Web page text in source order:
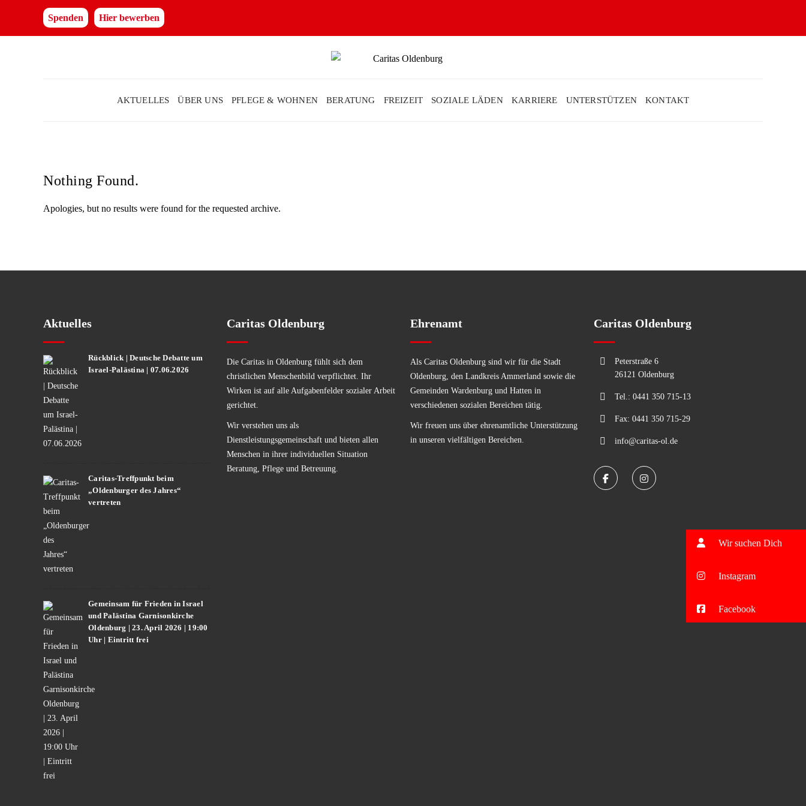
Spenden Hier bewerben
AKTUELLES ÜBER UNS PFLEGE & WOHNEN BERATUNG FREIZEIT SOZIALE LÄDEN KARRIERE UNTERSTÜTZEN KONTAKT
Nothing Found.
Apologies, but no results were found for the requested archive.
Aktuelles
Rückblick | Deutsche Debatte um
Israel-Palästina | 07.06.2026
Caritas-Treffpunkt beim
„Oldenburger des Jahres“
vertreten
Gemeinsam für Frieden in Israel
und Palästina Garnisonkirche
Oldenburg | 23. April 2026 | 19:00
Uhr | Eintritt frei
Caritas Oldenburg
Die Caritas in Oldenburg fühlt sich dem
christlichen Menschenbild verpflichtet. Ihr
Wirken ist auf alle Aufgabenfelder sozialer Arbeit
gerichtet.
Wir verstehen uns als
Dienstleistungsgemeinschaft und bieten allen
Menschen in ihrer individuellen Situation
Beratung, Pflege und Betreuung.
Ehrenamt
Als Caritas Oldenburg sind wir für die Stadt
Oldenburg, den Landkreis Ammerland sowie die
Gemeinden Wardenburg und Hatten in
verschiedenen sozialen Bereichen tätig.
Wir freuen uns über ehrenamtliche Unterstützung
in unseren vielfältigen Bereichen.
Caritas Oldenburg
Peterstraße 6
26121 Oldenburg
Tel.: 0441 350 715-13
Fax: 0441 350 715-29
info@caritas-ol.de
Wir suchen Dich
Instagram
Facebook